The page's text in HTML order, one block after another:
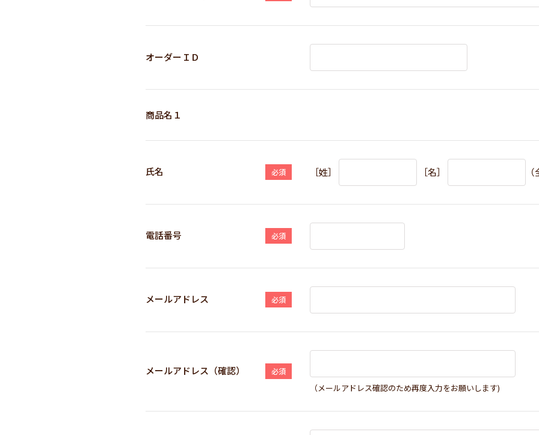
オーダーＩＤ
商品名１
氏名 ［姓］ ［名］
電話番号
メールアドレス
メールアドレス（確認）
（メールアドレス確認のため再度入力をお願いします)